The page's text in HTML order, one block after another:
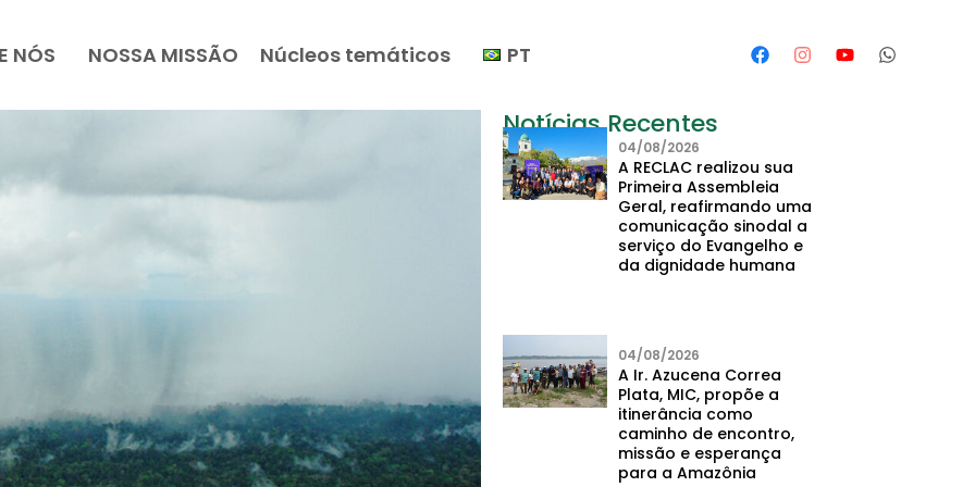
NÓS NOSSA MISSÃO Núcleos temáticos PT
Notícias Recentes
04/08/2026
A RECLAC realizou sua
Primeira Assembleia
Geral, reafirmando uma
comunicação sinodal a
serviço do Evangelho e
da dignidade humana
04/08/2026
A Ir. Azucena Correa
Plata, MIC, propõe a
itinerância como
caminho de encontro,
missão e esperança
para a Amazônia